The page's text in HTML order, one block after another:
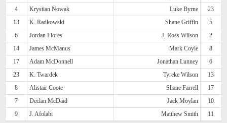
4
Krystian Nowak Luke Byrne
23
13
K. Radkowski Shane Griffin
5
6
Jordan Flores J. Ross Wilson
2
14
James McManus Mark Coyle
8
17
Adam McDonnell Jonathan Lunney
6
23
K. Twardek Tyreke Wilson
13
8
Alistair Coote Shane Farrell
17
7
Declan McDaid Jack Moylan
10
9
J. Afolabi Matthew Smith 11